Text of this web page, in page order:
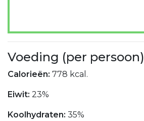
Voeding (per persoon)
Calorieën: 778 kcal.
Eiwit: 23%
Koolhydraten: 35%